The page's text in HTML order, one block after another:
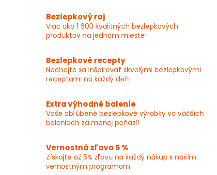
á
d
a
i
e
p
r
k
y
v
i
s
u
Bezlepkový raj
Viac ako 1 600 kvalitných bezlepkových
produktov na jednom mieste!
Bezlepkové recepty
Nechajte sa inšpirovať skvelými bezlepkovými
receptami na každý deň!
Extra výhodné balenie
Vaše obľúbené bezlepkové výrobky vo väčších
baleniach za menej peňazí!
Vernostná zľava 5 %
Získajte až 5% zľavu na každý nákup s naším
vernostným programom.